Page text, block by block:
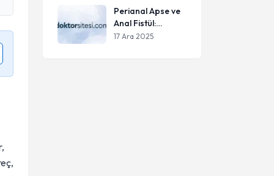
Perianal Apse ve
Anal Fistül:
Belirtiler,
17 Ara 2025